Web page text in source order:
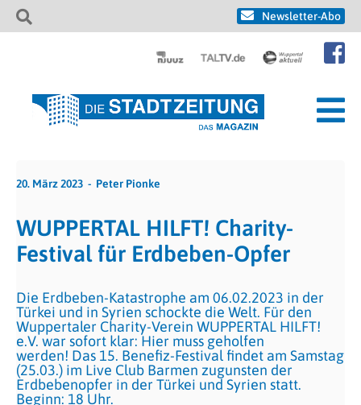
Newsletter-Abo
20. März 2023 Peter Pionke
WUPPERTAL HILFT! Charity-
Festival für Erdbeben-Opfer
Die Erdbeben-Katastrophe am 06.02.2023 in der
Türkei und in Syrien schockte die Welt. Für den
Wuppertaler Charity-Verein WUPPERTAL HILFT!
e.V. war sofort klar: Hier muss geholfen
werden! Das 15. Benefiz-Festival findet am Samstag
(25.03.) im Live Club Barmen zugunsten der
Erdbebenopfer in der Türkei und Syrien statt.
Beginn: 18 Uhr.